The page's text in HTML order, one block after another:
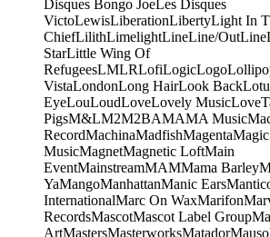
Disques Bongo JoeLes Disques
VictoLewisLiberationLibertyLight In
ChiefLilithLimelightLineLine/OutLine
StarLittle Wing Of
RefugeesLMLRLofiLogicLogo
VistaLondonLong HairLook Back
EyeLouLoudLoveLovely Music
PigsM&LM2M2BAMAMA Music
RecordMachinaMadfishMagentaMagic
MusicMagnetMagnetic LoftMain
EventMainstreamMAMMama Barley
YaMangoManhattanManic Ears
InternationalMarc On WaxMarifon
RecordsMascotMascot Label Group
ArtMastersMasterworksMatador